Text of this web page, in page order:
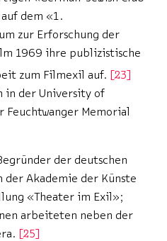
dem «1.
zur Erforschung der
1969 ihre publizistische
zum Filmexil auf.
23
in der University of
Memorial
der deutschen
Akademie der Künste
«Theater im Exil»;
arbeiteten neben der
25